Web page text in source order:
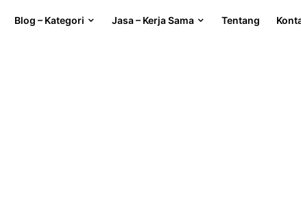
Blog – Kategori Jasa – Kerja Sama Tentang